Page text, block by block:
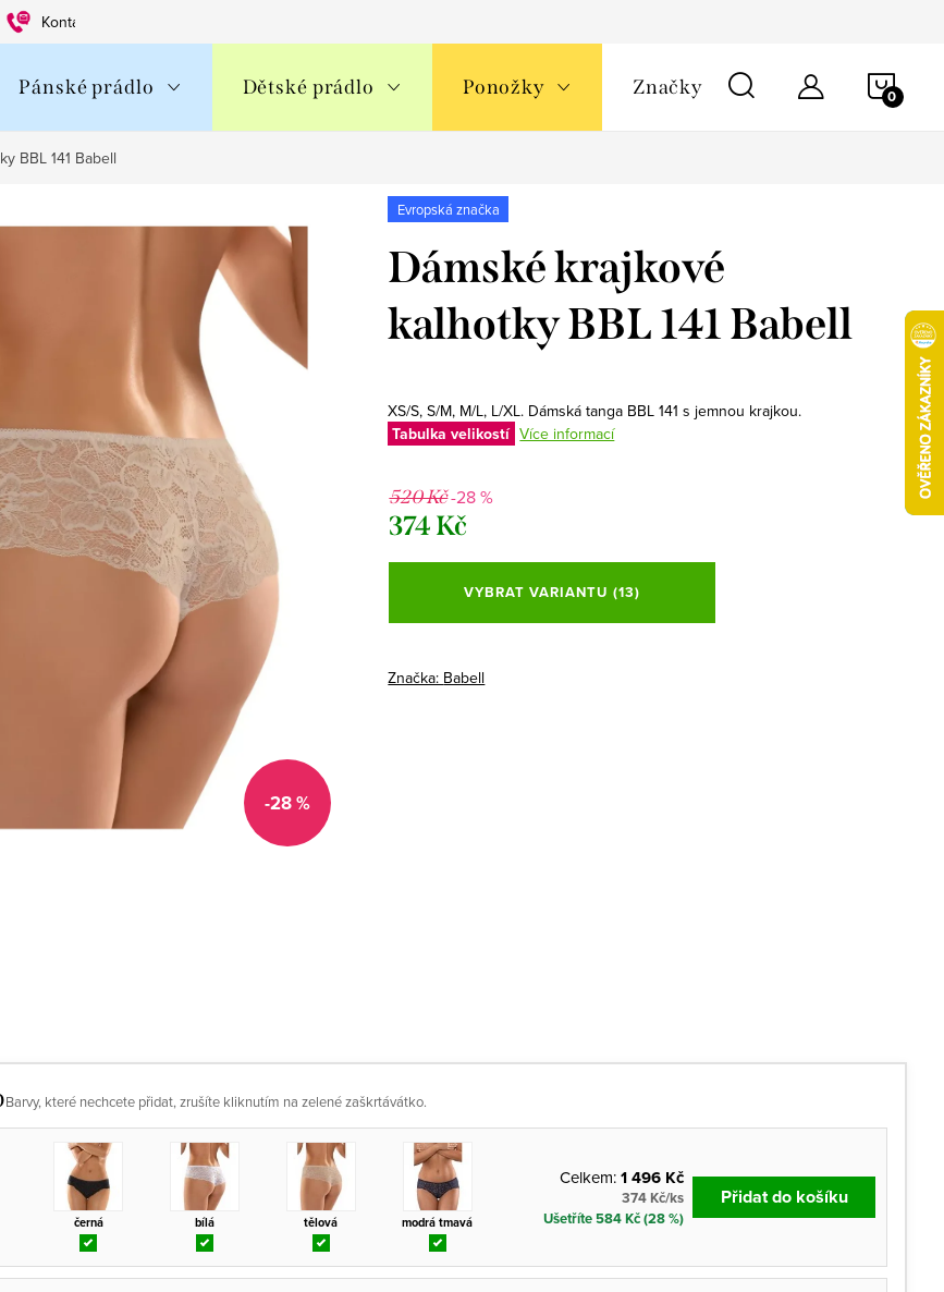
Kontakty
Pánské prádlo Dětské prádlo Ponožky Značky
BBL 141 Babell
-28 %
Evropská značka
Dámské krajkové
kalhotky BBL 141 Babell
XS/S, S/M, M/L, L/XL. Dámská tanga BBL 141 s jemnou krajkou.
Tabulka velikostí Více informací
520 Kč-28 %
374 Kč
Měrná
VYBRAT VARIANTU (13)
Značka: Babell
Barvy, které nechcete přidat, zrušíte kliknutím na zelené zaškrtávátko.
černá bílá tělová modrá tmavá
Celkem:1 496 Kč
374 Kč/ks
Ušetříte 584 Kč (28 %)
Přidat do košíku